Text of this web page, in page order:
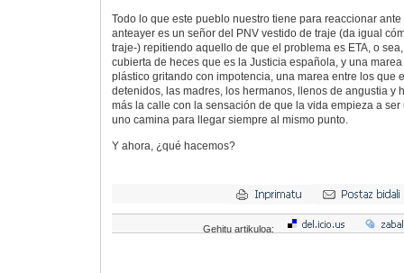
Todo lo que este pueblo nuestro tiene para reaccionar
anteayer es un señor del PNV vestido de traje (da igual
traje-) repitiendo aquello de que el problema es ETA, o
cubierta de heces que es la Justicia española, y una
plástico gritando con impotencia, una marea entre los que
detenidos, las madres, los hermanos, llenos de angustia y
más la calle con la sensación de que la vida empieza a
uno camina para llegar siempre al mismo punto.
Y ahora, ¿qué hacemos?
Gehitu artikuloa: